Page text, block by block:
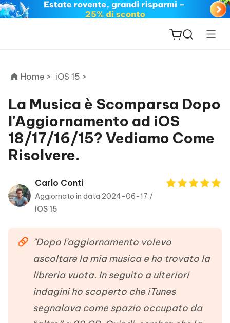
ReiBoot
for iOS
PDNob
PDF
Editor
Home > iOS 15 >
La Musica è Scomparsa Dopo
l'Aggiornamento ad iOS
18/17/16/15? Vediamo Come
Risolvere.
Carlo Conti
Aggiornato in data 2024-06-17 /
iOS 15
"Dopo l'aggiornamento volevo
ascoltare la mia musica e ho trovato la
libreria vuota. In seguito a ulteriori
indagini ho scoperto che iTunes
segnalava come spazio occupato da